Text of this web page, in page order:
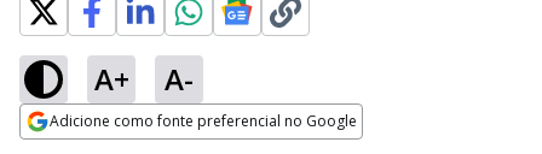
A+ A-
Adicione como fonte preferencial no Google